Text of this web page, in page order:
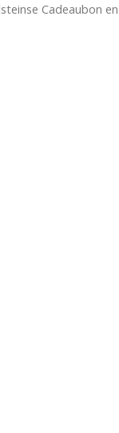
Cadeaubon en